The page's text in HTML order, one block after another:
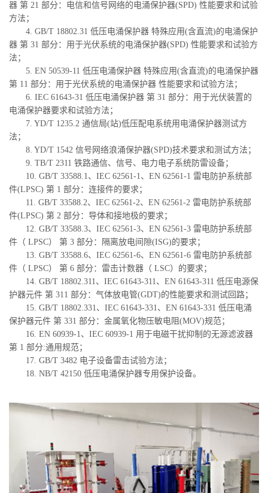
器 第 21 部分：电信和信号网络的电涌保护器(SPD) 性能要求和试验
方法；
4. GB/T 18802.31 低压电涌保护器 特殊应用(含直流)的电涌保护
器 第 31 部分：用于光伏系统的电涌保护器(SPD) 性能要求和试验方
法；
5. EN 50539-11 低压电涌保护器 特殊应用(含直流)的电涌保护器
第 11 部分：用于光伏系统的电涌保护器 性能要求和试验方法；
6. IEC 61643-31 低压电涌保护器 第 31 部分：用于光伏装置的
电涌保护器要求和试验方法；
7. YD/T 1235.2 通信局(站)低压配电系统用电涌保护器测试方
法；
8. YD/T 1542 信号网络浪涌保护器(SPD)技术要求和测试方法；
9. TB/T 2311 铁路通信、信号、电力电子系统防雷设备；
10. GB/T 33588.1、IEC 62561-1、EN 62561-1 雷电防护系统部
件(LPSC) 第 1 部分：连接件的要求；
11. GB/T 33588.2、IEC 62561-2、EN 62561-2 雷电防护系统部
件(LPSC) 第 2 部分：导体和接地极的要求；
12. GB/T 33588.3、IEC 62561-3、EN 62561-3 雷电防护系统部
件（ LPSC） 第 3 部分：隔离放电间隙(ISG)的要求；
13. GB/T 33588.6、IEC 62561-6、EN 62561-6 雷电防护系统部
件（ LPSC） 第 6 部分：雷击计数器（ LSC）的要求；
14. GB/T 18802.311、IEC 61643-311、EN 61643-311 低压电源保
护器元件 第 311 部分：气体放电管(GDT)的性能要求和测试回路；
15. GB/T 18802.331、IEC 61643-331、EN 61643-331 低压电涌
保护器元件 第 331 部分：金属氧化物压敏电阻(MOV)规范；
16. EN 60939-1、IEC 60939-1 用于电磁干扰抑制的无源滤波器
第 1 部分:通用规范；
17. GB/T 3482 电子设备雷击试验方法；
18. NB/T 42150 低压电涌保护器专用保护设备。